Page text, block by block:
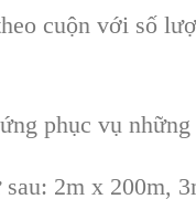
cuộn với số
phục vụ
2m x 200m,